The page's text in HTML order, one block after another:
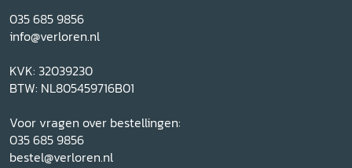
035 685 9856
info@verloren.nl
KVK: 32039230
BTW: NL805459716B01
Voor vragen over bestellingen:
035 685 9856
bestel@verloren.nl